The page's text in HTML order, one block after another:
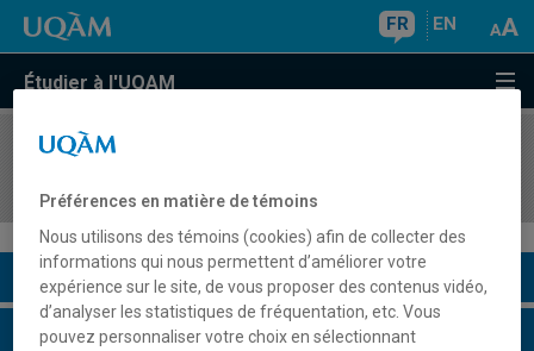
FR EN
Étudier à l'UQAM
COURS//
Description du cours
Horaire - Été 2026
Préférences en matière de témoins
Nous utilisons des témoins (cookies) afin de collecter des
informations qui nous permettent d’améliorer votre
expérience sur le site, de vous proposer des contenus vidéo,
d’analyser les statistiques de fréquentation, etc. Vous
pouvez personnaliser votre choix en sélectionnant